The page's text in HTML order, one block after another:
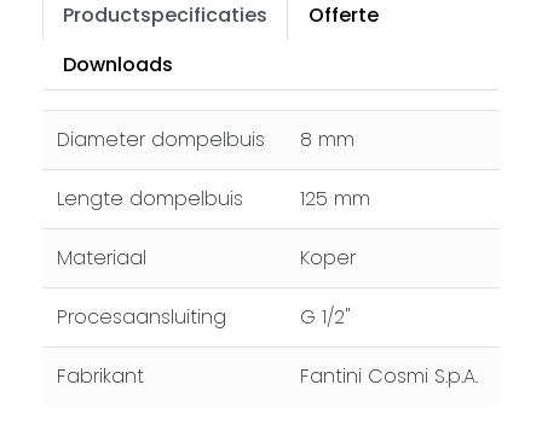
Productspecificaties
Offerte
Downloads
Diameter dompelbuis 8 mm
Lengte dompelbuis 125 mm
Materiaal Koper
Procesaansluiting G 1/2"
Fabrikant Fantini Cosmi S.p.A.